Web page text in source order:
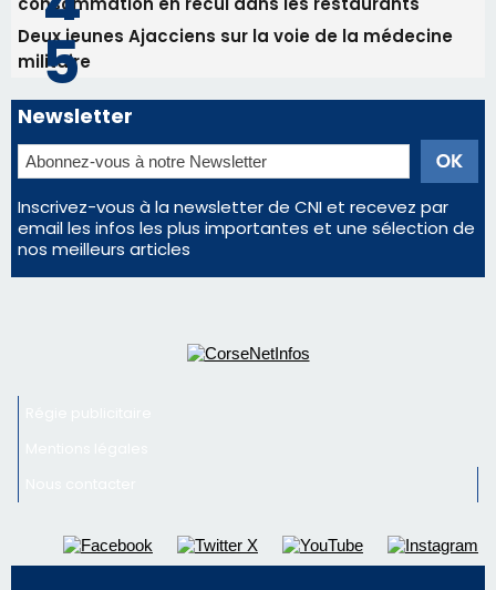
Deux jeunes Ajacciens sur la voie de la médecine
militaire
Newsletter
Inscrivez-vous à la newsletter de CNI et recevez par
email les infos les plus importantes et une sélection de
nos meilleurs articles